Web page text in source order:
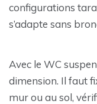
configurations
s’adapte sans
Avec le WC
dimension. Il faut
mur ou au sol,